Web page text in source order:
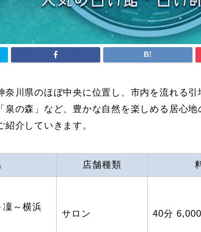
奈川県のほぼ中央に位置し、市内を流れる
泉の森」など、豊かな自然を楽しめる居心
介していきます。
店舗種類
～横浜
サロン 40分